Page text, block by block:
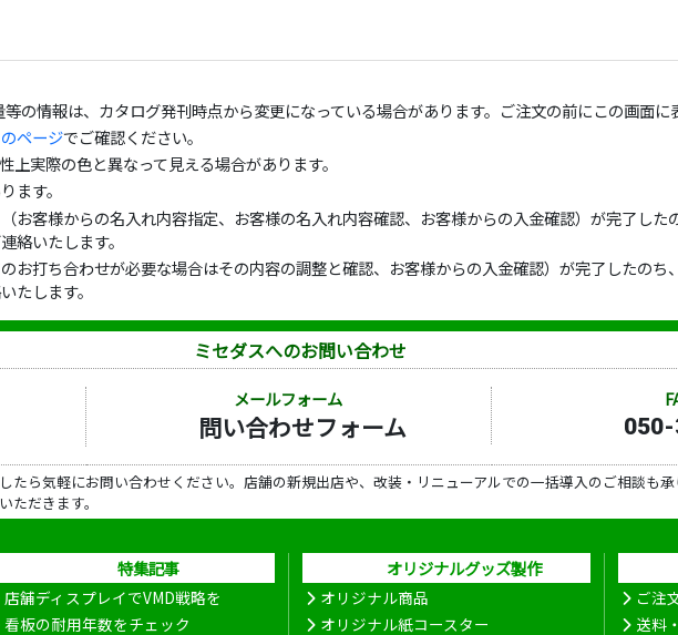
の情報は、カタログ発刊時点から変更になっている場合があります。ご注文の前にこの画面に
ページでご確認ください。
実際の色と異なって見える場合があります。
ます。
お客様からの名入れ内容指定、お客様の名入れ内容確認、お客様からの入金確認）が完了した
絡いたします。
お打ち合わせが必要な場合はその内容の調整と確認、お客様からの入金確認）が完了したの
たします。
ミセダスへのお問い合わせ
メールフォーム
問い合わせフォーム
たら気軽にお問い合わせください。店舗の新規出店や、改装・リニューアルでの一括導入のご相談も
だきます。
特集記事
店舗ディスプレイでVMD戦略を
看板の耐用年数をチェック
オリジナルグッズ製作
オリジナル商品
オリジナル紙コースター
ご注
送料